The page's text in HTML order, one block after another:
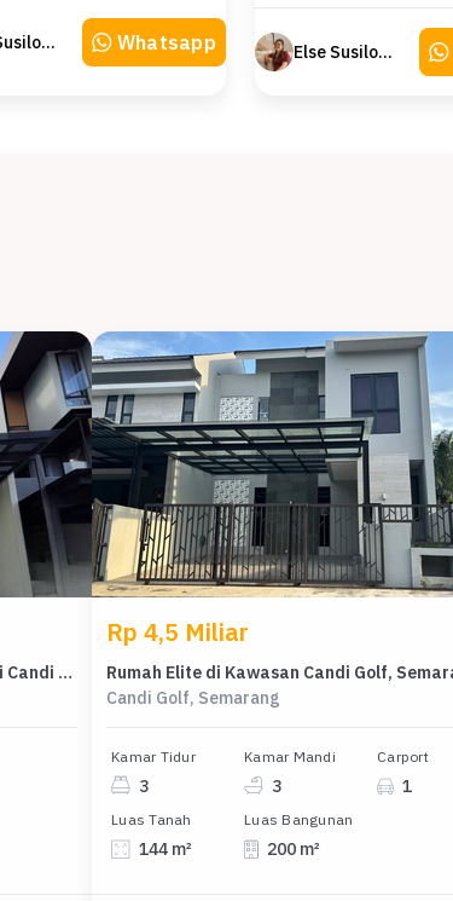
Else Susilowaty Whatsapp Else Susilowaty
Kesempatan Langka, rumah Prestisius di Candi Golf, Semarang, LB 255m²
Rp 4,5 Miliar
Candi Golf, Semarang
Kamar Tidur
3
Kamar Mandi
3
Carport
1
Luas Tanah
144 m²
Luas Bangunan
200 m²